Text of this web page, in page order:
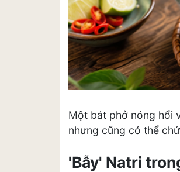
Một bát phở nóng hổi
nhưng cũng có thể
'Bẫy' Natri